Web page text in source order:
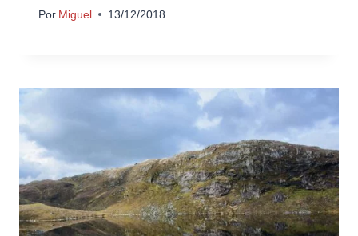
Por Miguel 13/12/2018